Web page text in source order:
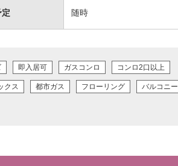
随時
即入居可 ガスコンロ コンロ2口以上
クス 都市ガス フローリング バルコニー